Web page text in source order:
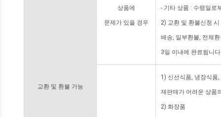
교환 및 환불 가능
상품에
문제가 있을 경우
- 기타 상품 : 수령일로
2) 교환 및 환불신청
배송, 일부환불, 전체
3일 이내에 완료됩니
1) 신선식품, 냉장식품
재판매가 어려운 상품
2) 화장품